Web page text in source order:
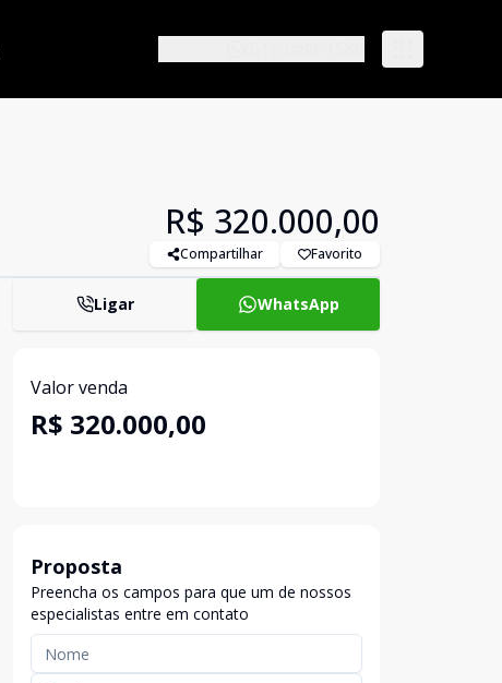
R$ 320.000,00
Compartilhar Favorito
Ligar WhatsApp
Valor venda
R$ 320.000,00
Proposta
Preencha os campos para que um de nossos
especialistas entre em contato